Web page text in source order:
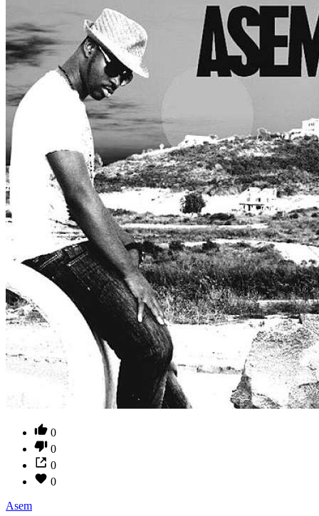
0
0
0
0
Asem